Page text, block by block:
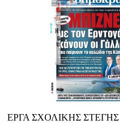
ΕΡΓΑ ΣΧΟΛΙΚΗΣ